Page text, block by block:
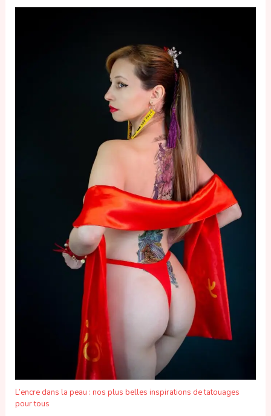
L’encre dans la peau : nos plus belles inspirations de tatouages
pour tous